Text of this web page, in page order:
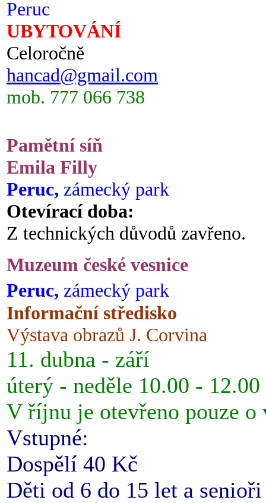
Peruc
UBYTOVÁNÍ
Celoročně
hancad@gmail.com
mob. 777 066 738
Pamětní síň
Emila Filly
Peruc, zámecký park
Otevírací doba:
Z technických důvodů zavřeno.
Muzeum české vesnice
Peruc, zámecký park
Informační středisko
Výstava obrazů J. Corvina
11. dubna - září
úterý - neděle 10.00 -
V říjnu je otevřeno pouze o
Vstupné:
Dospělí 40 Kč
Děti od 6 do 15 let a